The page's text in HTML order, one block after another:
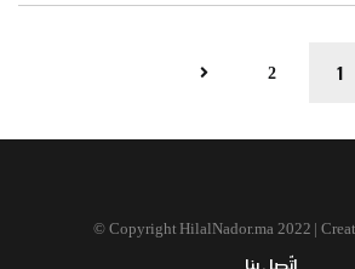
1
2
Copyright HilalNador.ma 2022 |
©
إتّصل بنا